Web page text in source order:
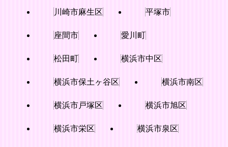
川崎市麻生区 平塚市
座間市 愛川町
松田町 横浜市中区
横浜市保土ヶ谷区 横浜市南区
横浜市戸塚区 横浜市旭区
横浜市栄区 横浜市泉区